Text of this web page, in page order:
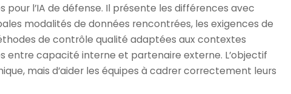
l’IA de défense. Il présente les différences avec
modalités de données rencontrées, les exigences de
de contrôle qualité adaptées aux contextes
entre capacité interne et partenaire externe. L’objectif
mais d’aider les équipes à cadrer correctement leurs